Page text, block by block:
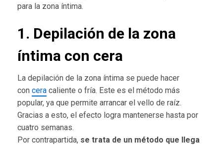
para la zona íntima.
1. Depilación de la zona
íntima con cera
La depilación de la zona íntima se puede hacer
con cera caliente o fría. Este es el método más
popular, ya que permite arrancar el vello de raíz.
Gracias a esto, el efecto logra mantenerse hasta por
cuatro semanas.
Por contrapartida, se trata de un método que llega